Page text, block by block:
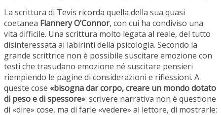
La scrittura di Tevis ricorda quella della sua quasi
coetanea Flannery O’Connor, con cui ha condiviso una
vita difficile. Una scrittura molto legata al reale, del tutto
disinteressata ai labirinti della psicologia. Secondo la
grande scrittrice non è possibile suscitare emozione con
testi che trasudano emozione né suscitare pensieri
riempiendo le pagine di considerazioni e riflessioni. A
queste cose «bisogna dar corpo, creare un mondo dotato
di peso e di spessore»: scrivere narrativa non è questione
di «dire» cose, ma di farle «vedere» al lettore, di mostrarle: